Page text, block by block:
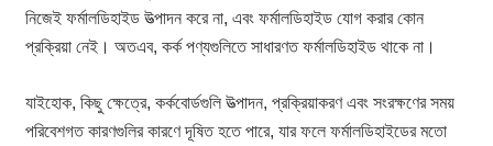
নিজেই ফর্মালডিহাইড উত্পাদন করে না, এবং ফর্মালডিহাইড যোগ করার কোন
প্রক্রিয়া নেই। অতএব, কর্ক পণ্যগুলিতে সাধারণত ফর্মালডিহাইড থাকে না।
যাইহোক, কিছু ক্ষেত্রে, কর্কবোর্ডগুলি উত্পাদন, প্রক্রিয়াকরণ এবং সংরক্ষণের সময়
পরিবেশগত কারণগুলির কারণে দূষিত হতে পারে, যার ফলে ফর্মালডিহাইডের মতো